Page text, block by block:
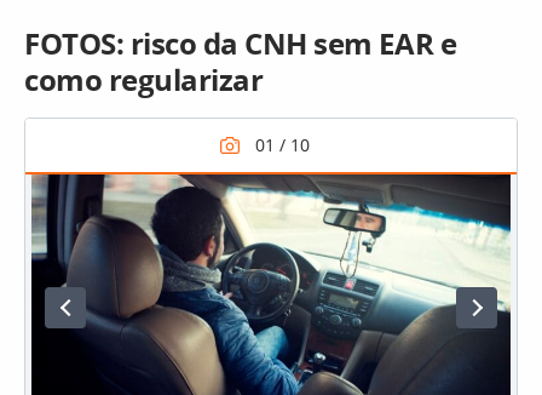
FOTOS: risco da CNH sem EAR e
como regularizar